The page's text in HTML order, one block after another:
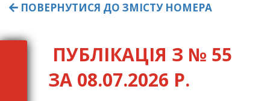
ПОВЕРНУТИСЯ ДО ЗМІСТУ НОМЕРА
ПУБЛІКАЦІЯ З № 55
ЗА 08.07.2026 Р.